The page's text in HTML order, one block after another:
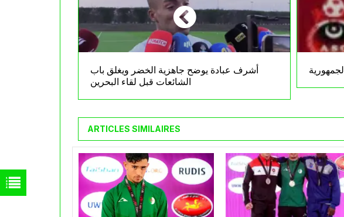
أشرف عبادة يوضح جاهزية الخضر ويغلق باب
الشائعات قبل لقاء البحرين
ARTICLES SIMILAIRES